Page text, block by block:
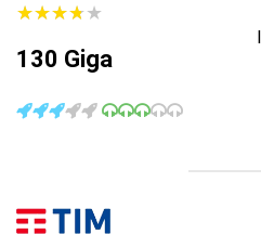
★★★★★
★★★★★
130 Giga